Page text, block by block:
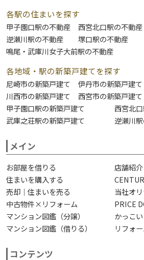
各駅の住まいを探す
甲子園口駅の不動産 西宮北口駅の不動産
逆瀬川駅の不動産
塚口駅の不動産
鳴尾・武庫川女子大前駅の不動産
各地域・駅の新築戸建てを探す
尼崎市の新築戸建て 伊丹市の新築戸建て
川西市の新築戸建て
西宮市の新築戸建て
甲子園口駅の新築戸建て
西宮北
武庫之荘駅の新築戸建て
逆瀬川
メイン
お部屋を借りる
店舗紹介
住まいを購入する
売却｜住まいを売る
当社オ
中古物件×リフォーム
PRICE
マンション図鑑（分譲）
かっこ
マンション図鑑（借りる）
リフォ
コンテンツ